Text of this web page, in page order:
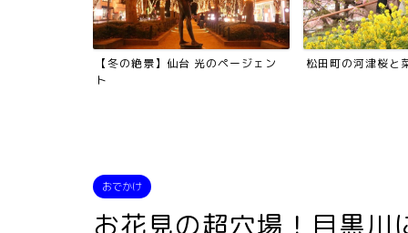
松田町の河津桜と菜の花 お釜
おでかけ
お花見の超穴場！目黒